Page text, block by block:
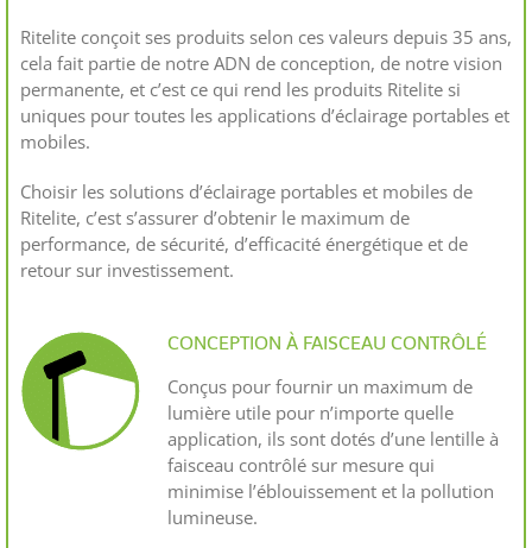
Ritelite conçoit ses produits selon ces valeurs depuis 35 ans,
cela fait partie de notre ADN de conception, de notre vision
permanente, et c’est ce qui rend les produits Ritelite si
uniques pour toutes les applications d’éclairage portables et
mobiles.
Choisir les solutions d’éclairage portables et mobiles de
Ritelite, c’est s’assurer d’obtenir le maximum de
performance, de sécurité, d’efficacité énergétique et de
retour sur investissement.
CONCEPTION À FAISCEAU CONTRÔLÉ
Conçus pour fournir un maximum de
lumière utile pour n’importe quelle
application, ils sont dotés d’une lentille à
faisceau contrôlé sur mesure qui
minimise l’éblouissement et la pollution
lumineuse.